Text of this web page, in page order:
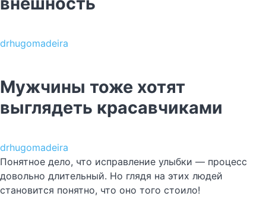
drhugomadeira
Мужчины тоже хотят
выглядеть красавчиками
drhugomadeira
Понятное дело, что исправление улыбки — процесс
довольно длительный. Но глядя на этих людей
становится понятно, что оно того стоило!